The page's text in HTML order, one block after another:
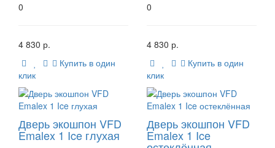
0
4 830 р.
Купить в один
клик
0
4 830 р.
Купить в один
клик
Дверь экошпон VFD
Emalex 1 Ice глухая
Дверь экошпон VFD
Emalex 1 Ice